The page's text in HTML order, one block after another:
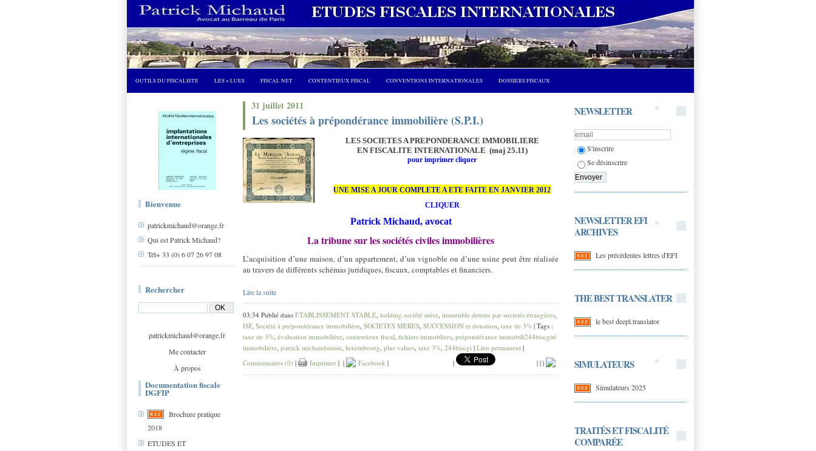
OUTILS DU FISCALISTE LES + LUES FISCAL NET CONTENTIEUX FISCAL CONVENTIONS INTERNATIONALES DOSSIERS FISCAUX
Bienvenue
patrickmichaud@orange.fr
Qui est Patrick Michaud?
Tél+ 33 (0) 6 07 26 97 08
Rechercher
patrickmichaud@orange.fr
Me contacter
À propos
Documentation fiscale
DGFIP
Brochure pratique
2018
ETUDES ET
NEWSLETTER
S'inscrire
Se désinscrire
NEWSLETTER EFI
ARCHIVES
Les précédentes lettres d'EFI
THE BEST TRANSLATER
le best deepl.translator
SIMULATEURS
Simulateurs 2025
TRAITÉS ET FISCALITÉ
COMPARÉE
31 juillet 2011
Les sociétés à prépondérance immobilière (S.P.I.)
LES SOCIETES A PREPONDERANCE IMMOBILIERE
EN FISCALITE INTERNATIONALE (maj 25.11)
pour imprimer cliquer
UNE MISE A JOUR COMPLETE A ETE FAITE EN JANVIER 2012
CLIQUER
Patrick Michaud, avocat
La tribune sur les sociétés civiles immobilières
L’acquisition d’une maison, d’un appartement, d’un vignoble ou d’une usine peut être réalisée
au travers de différents schémas juridiques, fiscaux, comptables et financiers.
Lire la suite
03:34 Publié dans ETABLISSEMENT STABLE, holding,société mère, immeuble detenu par societés étrangères,
ISF, Société à prépondérance immobilière, SOCIETES MERES, SUCCESSION et donation, taxe de 3% | Tags :
taxe de 3%, évaluation immobilière, contentieux fiscal, fichiers immobliers, prépondérance immobili244biscgité
immobilière, patrick michaudsuisse, luxembourg, plus values, taxe 3%, 244biscgi | Lien permanent |
Commentaires (0) | Imprimer | | Facebook | | | | |